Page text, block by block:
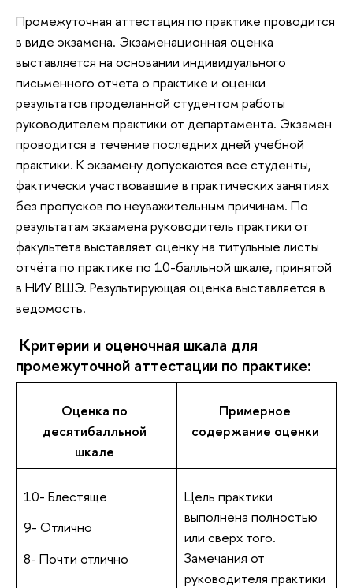
Промежуточная аттестация по практике проводится
в виде экзамена. Экзаменационная оценка
выставляется на основании индивидуального
письменного отчета о практике и оценки
результатов проделанной студентом работы
руководителем практики от департамента. Экзамен
проводится в течение последних дней учебной
практики. К экзамену допускаются все студенты,
фактически участвовавшие в практических занятиях
без пропусков по неуважительным причинам. По
результатам экзамена руководитель практики от
факультета выставляет оценку на титульные листы
отчёта по практике по 10-балльной шкале, принятой
в НИУ ВШЭ. Результирующая оценка выставляется в
ведомость.
Критерии и оценочная шкала для
промежуточной аттестации по практике:
Оценка по
десятибалльной
шкале
Примерное
содержание оценки
10- Блестяще
9- Отлично
8- Почти отлично
Цель практики
выполнена полностью
или сверх того.
Замечания от
руководителя практики